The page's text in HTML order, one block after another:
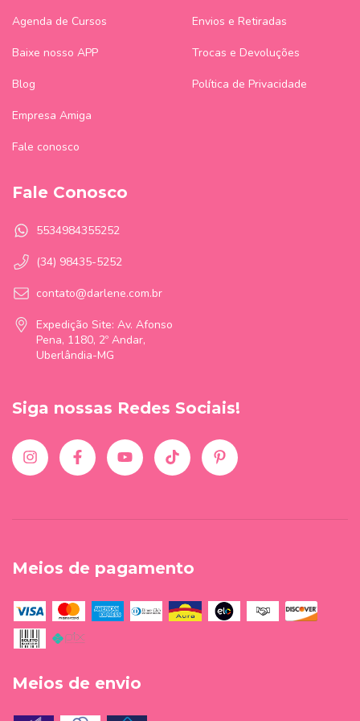
Agenda de Cursos
Baixe nosso APP
Blog
Empresa Amiga
Fale conosco
Envios e Retiradas
Trocas e Devoluções
Política de Privacidade
Fale Conosco
5534984355252
(34) 98435-5252
contato@darlene.com.br
Expedição Site: Av. Afonso
Pena, 1180, 2º Andar,
Uberlândia-MG
Siga nossas Redes Sociais!
Meios de pagamento
Meios de envio